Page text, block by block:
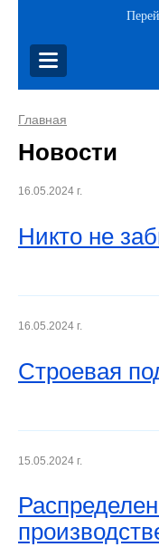
Главная
Новости
16.05.2024 г.
Никто не
16.05.2024 г.
Строевая
15.05.2024 г.